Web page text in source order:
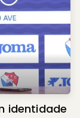
identidade